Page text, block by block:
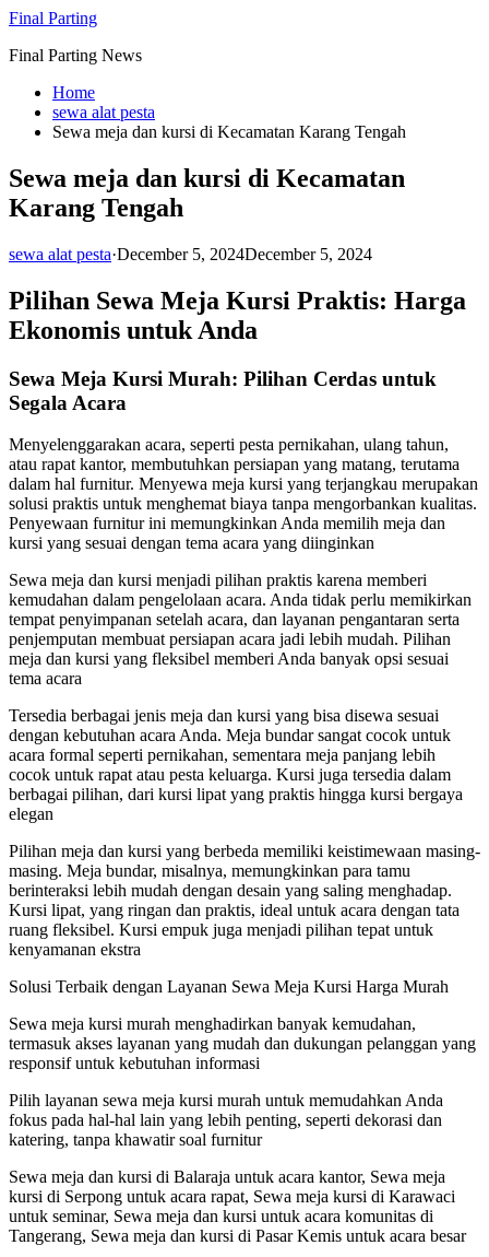
Skip
content
Final Parting
Final Parting News
Home
sewa alat pesta
Sewa meja dan kursi di Kecamatan Karang Tengah
Sewa meja dan kursi di Kecamatan
Karang Tengah
sewa alat pesta·December 5, 2024December 5, 2024
Pilihan Sewa Meja Kursi Praktis: Harga
Ekonomis untuk Anda
Sewa Meja Kursi Murah: Pilihan Cerdas untuk
Segala Acara
Menyelenggarakan acara, seperti pesta pernikahan, ulang tahun,
atau rapat kantor, membutuhkan persiapan yang matang, terutama
dalam hal furnitur. Menyewa meja kursi yang terjangkau merupakan
solusi praktis untuk menghemat biaya tanpa mengorbankan kualitas.
Penyewaan furnitur ini memungkinkan Anda memilih meja dan
kursi yang sesuai dengan tema acara yang diinginkan
Sewa meja dan kursi menjadi pilihan praktis karena memberi
kemudahan dalam pengelolaan acara. Anda tidak perlu memikirkan
tempat penyimpanan setelah acara, dan layanan pengantaran serta
penjemputan membuat persiapan acara jadi lebih mudah. Pilihan
meja dan kursi yang fleksibel memberi Anda banyak opsi sesuai
tema acara
Tersedia berbagai jenis meja dan kursi yang bisa disewa sesuai
dengan kebutuhan acara Anda. Meja bundar sangat cocok untuk
acara formal seperti pernikahan, sementara meja panjang lebih
cocok untuk rapat atau pesta keluarga. Kursi juga tersedia dalam
berbagai pilihan, dari kursi lipat yang praktis hingga kursi bergaya
elegan
Pilihan meja dan kursi yang berbeda memiliki keistimewaan masing-
masing. Meja bundar, misalnya, memungkinkan para tamu
berinteraksi lebih mudah dengan desain yang saling menghadap.
Kursi lipat, yang ringan dan praktis, ideal untuk acara dengan tata
ruang fleksibel. Kursi empuk juga menjadi pilihan tepat untuk
kenyamanan ekstra
Solusi Terbaik dengan Layanan Sewa Meja Kursi Harga Murah
Sewa meja kursi murah menghadirkan banyak kemudahan,
termasuk akses layanan yang mudah dan dukungan pelanggan yang
responsif untuk kebutuhan informasi
Pilih layanan sewa meja kursi murah untuk memudahkan Anda
fokus pada hal-hal lain yang lebih penting, seperti dekorasi dan
katering, tanpa khawatir soal furnitur
Sewa meja dan kursi di Balaraja untuk acara kantor, Sewa meja
kursi di Serpong untuk acara rapat, Sewa meja kursi di Karawaci
untuk seminar, Sewa meja dan kursi untuk acara komunitas di
Tangerang, Sewa meja dan kursi di Pasar Kemis untuk acara besar